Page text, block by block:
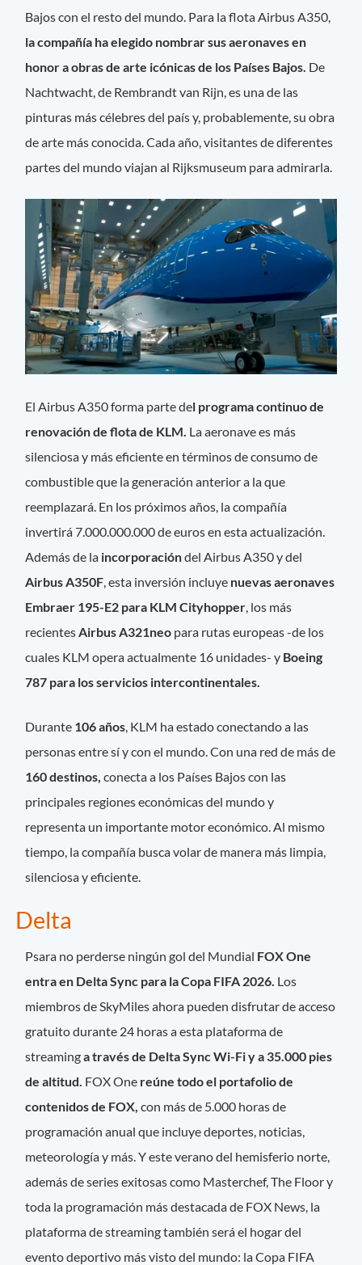
Bajos con el resto del mundo. Para la flota Airbus A350,
la compañía ha elegido nombrar sus aeronaves en
honor a obras de arte icónicas de los Países Bajos. De
Nachtwacht, de Rembrandt van Rijn, es una de las
pinturas más célebres del país y, probablemente, su obra
de arte más conocida. Cada año, visitantes de diferentes
partes del mundo viajan al Rijksmuseum para admirarla.
El Airbus A350 forma parte del programa continuo de
renovación de flota de KLM. La aeronave es más
silenciosa y más eficiente en términos de consumo de
combustible que la generación anterior a la que
reemplazará. En los próximos años, la compañía
invertirá 7.000.000.000 de euros en esta actualización.
Además de la incorporacióndel Airbus A350 y del
Airbus A350F, esta inversión incluye nuevas aeronaves
Embraer 195-E2 para KLM Cityhopper, los más
recientesAirbus A321neo para rutas europeas -de los
cuales KLM opera actualmente 16 unidades- y Boeing
787 para los servicios intercontinentales.
Durante 106 años, KLM ha estado conectando a las
personas entre sí y con el mundo. Con una red de más de
160 destinos, conecta a los Países Bajos con las
principales regiones económicas del mundo y
representa un importante motor económico. Al mismo
tiempo, la compañía busca volar de manera más limpia,
silenciosa y eficiente.
Delta
Psara no perderse ningún gol del Mundial FOX One
entra en Delta Sync para la Copa FIFA 2026. Los
miembros de SkyMiles ahora pueden disfrutar de acceso
gratuito durante 24 horas a esta plataforma de
streaminga través de Delta Sync Wi-Fi y a 35.000 pies
de altitud. FOX One reúne todo el portafolio de
contenidos de FOX, con más de 5.000 horas de
programación anual que incluye deportes, noticias,
meteorología y más. Y este verano del hemisferio norte,
además de series exitosas como Masterchef, The Floor y
toda la programación más destacada de FOX News, la
plataforma de streaming también será el hogar del
evento deportivo más visto del mundo: la Copa FIFA